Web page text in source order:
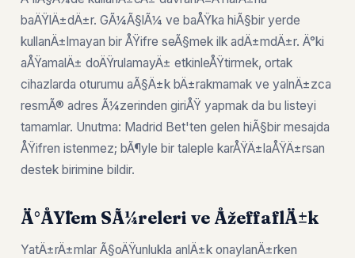
baÄŸlÄ±dÄ±r. GÃ¼Ã§lÃ¼ ve baÅŸka hiÃ§bir yerde
kullanÄ±lmayan bir ÅŸifre seÃ§mek ilk adÄ±mdÄ±r. Ä°ki
aÅŸamalÄ± doÄŸrulamayÄ± etkinleÅŸtirmek, ortak
cihazlarda oturumu aÃ§Ä±k bÄ±rakmamak ve yalnÄ±zca
resmÃ® adres Ã¼zerinden giriÅŸ yapmak da bu listeyi
tamamlar. Unutma: Madrid Bet'ten gelen hiÃ§bir mesajda
ÅŸifren istenmez; bÃ¶yle bir taleple karÅŸÄ±laÅŸÄ±rsan
destek birimine bildir.
Ä°ÅŸlem SÃ¼releri ve ÅžeffaflÄ±k
YatÄ±rÄ±mlar Ã§oÄŸunlukla anlÄ±k onaylanÄ±rken